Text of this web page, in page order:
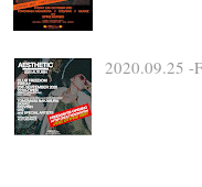
2020.09.25 -